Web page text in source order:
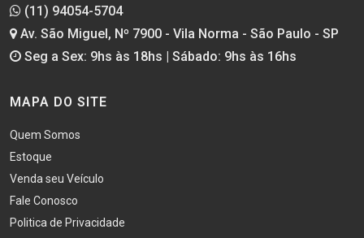
(11) 94054-5704
Av. São Miguel, Nº 7900 - Vila Norma - São Paulo - SP
Seg a Sex: 9hs às 18hs | Sábado: 9hs às 16hs
MAPA DO SITE
Quem Somos
Estoque
Venda seu Veículo
Fale Conosco
Politica de Privacidade